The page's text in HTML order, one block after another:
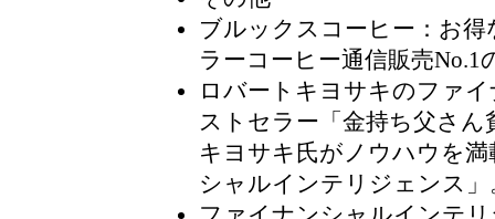
ブルックスコーヒー ：お
ラーコーヒー通信販売No.1
ロバートキヨサキのファ
ストセラー「金持ち父さ
キヨサキ氏がノウハウを
シャルインテリジェンス」